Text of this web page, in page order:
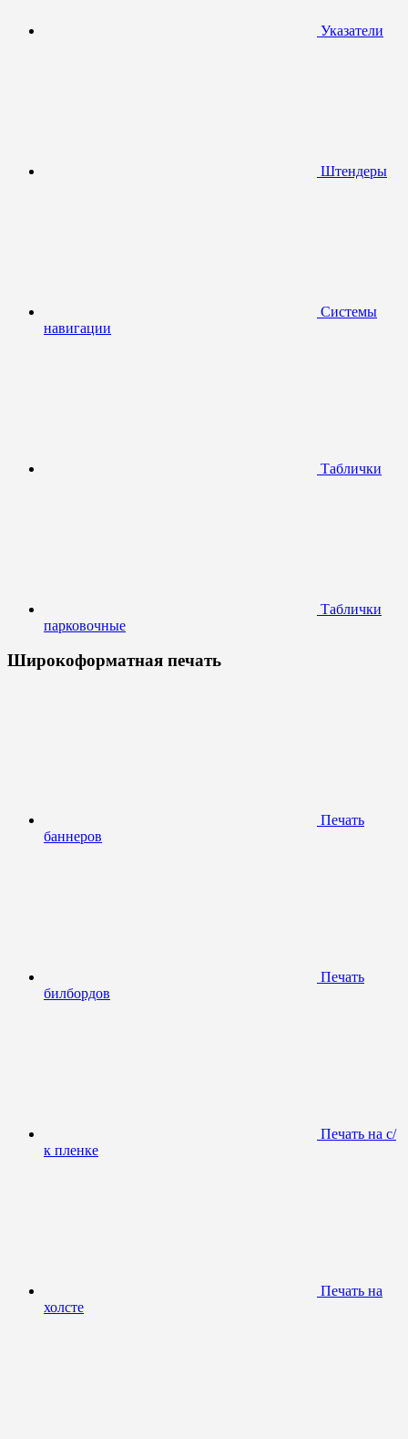
Указатели
Штендеры
Системы
навигации
Таблички
Таблички
парковочные
Широкоформатная печать
Печать
баннеров
Печать
билбордов
Печать на с/
к пленке
Печать на
холсте